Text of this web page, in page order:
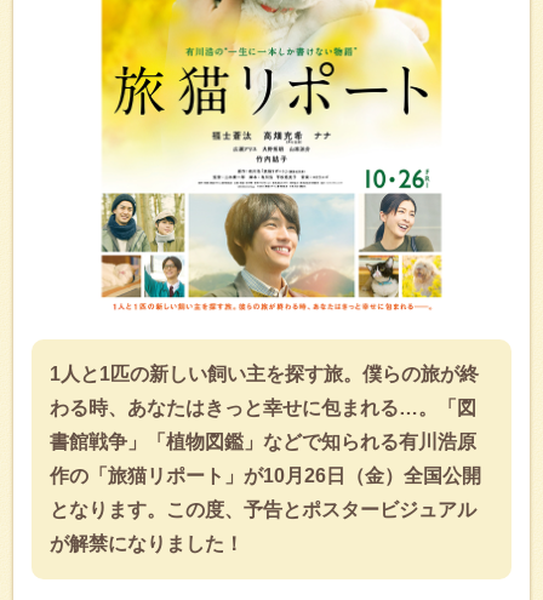
俺の最後の猫がナナで良
リポート」から予告映像解
1人と1匹の新しい飼い主を探す旅。僕らの旅が終
わる時、あなたはきっと幸せに包まれる…。「図
書館戦争」「植物図鑑」などで知られる有川浩原
作の「旅猫リポート」が10月26日（金）全国公開
となります。この度、予告とポスタービジュアル
が解禁になりました！